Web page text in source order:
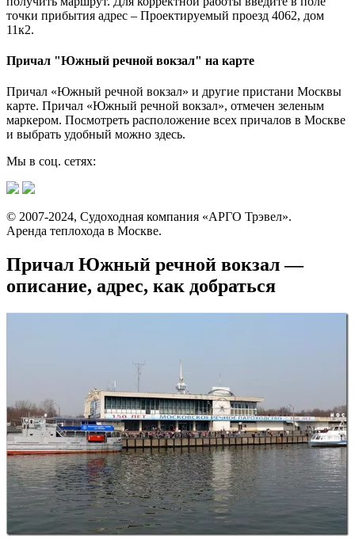
точки прибытия адрес – Проектируемый проезд 4062, дом
11к2.
Причал "Южный речной вокзал" на карте
Причал «Южный речной вокзал» и другие пристани Москвы
карте. Причал «Южный речной вокзал», отмечен зеленым
маркером. Посмотреть расположение всех причалов в Москве
и выбрать удобный можно здесь.
Мы в соц. сетях:
© 2007-2024, Судоходная компания «АРГО Трэвел».
Аренда теплохода в Москве.
Причал Южный речной вокзал —
описание, адрес, как добраться